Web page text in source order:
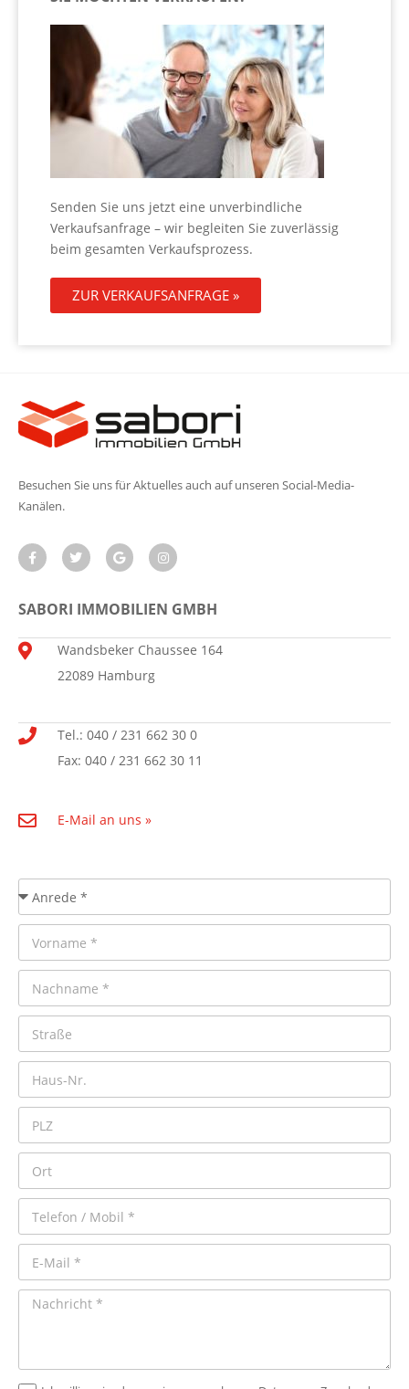
Senden Sie uns jetzt eine unverbindliche
Verkaufsanfrage – wir begleiten Sie zuverlässig
beim gesamten Verkaufsprozess.
ZUR VERKAUFSANFRAGE »
Besuchen Sie uns für Aktuelles auch auf unseren Social-Media-
Kanälen.
SABORI IMMOBILIEN GMBH
Wandsbeker Chaussee 164
22089 Hamburg
Tel.: 040 / 231 662 30 0
Fax: 040 / 231 662 30 11
E-Mail an uns »